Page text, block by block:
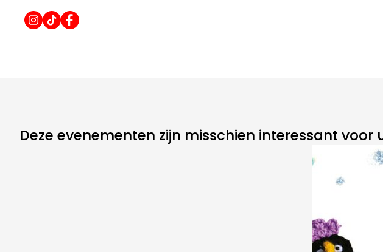
Deze evenementen zijn misschien interessant voor